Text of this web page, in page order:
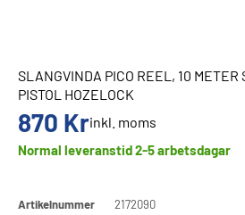
SLANGVINDA PICO REEL, 10 METER
PISTOL HOZELOCK
870 Krinkl. moms
Normal leveranstid 2-5 arbetsdagar
Artikelnummer
2172090